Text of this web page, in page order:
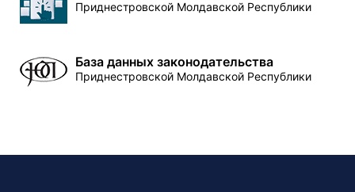
Приднестровской Молдавской Республики
База данных законодательства
Приднестровской Молдавской Республики